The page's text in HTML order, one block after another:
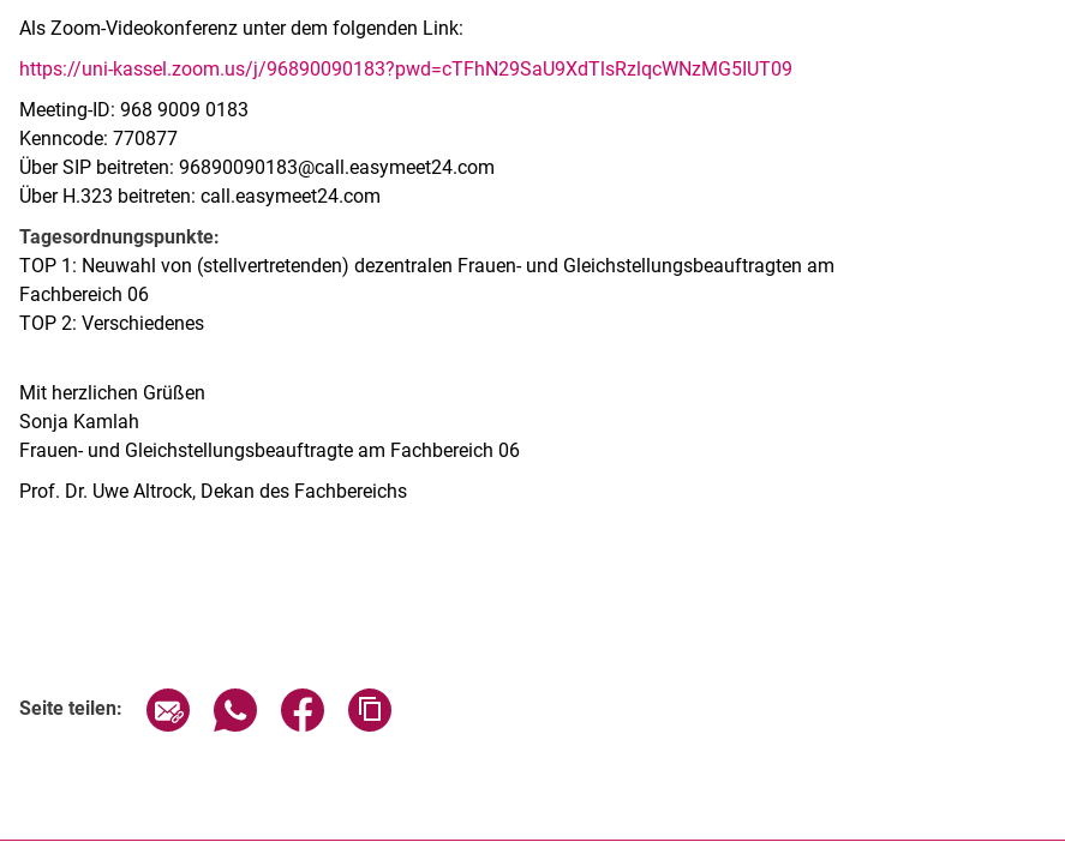
Als Zoom-Videokonferenz unter dem folgenden Link:
https://uni-kassel.zoom.us/j/96890090183?pwd=cTFhN29SaU9XdTlsRzlqcWNzMG5IUT09
Meeting-ID: 968 9009 0183
Kenncode: 770877
Über SIP beitreten: 96890090183@call.easymeet24.com
Über H.323 beitreten: call.easymeet24.com
Tagesordnungspunkte:
TOP 1: Neuwahl von (stellvertretenden) dezentralen Frauen- und Gleichstellungsbeauftragten am
Fachbereich 06
TOP 2: Verschiedenes
Mit herzlichen Grüßen
Sonja Kamlah
Frauen- und Gleichstellungsbeauftragte am Fachbereich 06
Prof. Dr. Uwe Altrock, Dekan des Fachbereichs
Seite teilen: Seite über E-Mail teilen
Seite über WhatsApp teilen (externer Link, öffnet neues Fenster)
Seite über Facebook teilen (externer Link, öffnet neues Fenster)